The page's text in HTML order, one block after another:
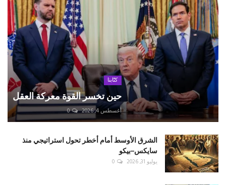
كتّابنا
حين تخسر القوة معركة العقل
أغسطس 4, 2026 0
الشرق الأوسط أمام أخطر تحول استراتيجي منذ
سايكس–بيكو
يوليو 31, 2026 0